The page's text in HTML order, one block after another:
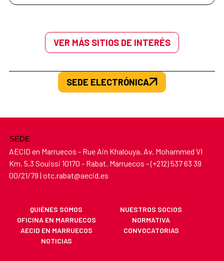
VER MÁS SITIOS DE INTERÉS
SEDE ELECTRÓNICA
SEDE
AECID en Marruecos - Rue Ain Khalouya. Av. Mohammed VI
Km. 5,3 Souissi 10170 - Rabat. Marruecos - (+212) 537 63 39
00/21/79 | otc.rabat@aecid.es
QUIÉNES SOMOS
NUESTROS SOCIOS
OFICINA EN MARRUECOS
NORMATIVA
AECID EN MARRUECOS
CONVOCATORIAS
NOTICIAS